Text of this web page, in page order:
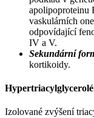
apolipoproteinu
vaskulárních
odpovídající
IV a V.
Sekundární
kortikoidy.
Izolované zvýšení